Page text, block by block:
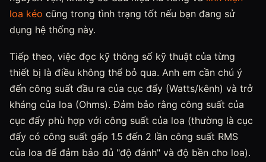
loa kéo cũng trong tình trạng tốt nếu bạn đang sử
dụng hệ thống này.
Tiếp theo, việc đọc kỹ thông số kỹ thuật của từng
thiết bị là điều không thể bỏ qua. Anh em cần chú ý
đến công suất đầu ra của cục đẩy (Watts/kênh) và trở
kháng của loa (Ohms). Đảm bảo rằng công suất của
cục đẩy phù hợp với công suất của loa (thường là cục
đẩy có công suất gấp 1.5 đến 2 lần công suất RMS
của loa để đảm bảo đủ "độ đánh" và độ bền cho loa).